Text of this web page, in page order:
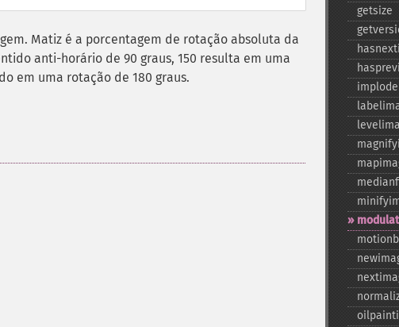
Matiz é a porcentagem de rotação absoluta da
anti-horário de 90 graus, 150 resulta em uma
em uma rotação de 180 graus.
getsize